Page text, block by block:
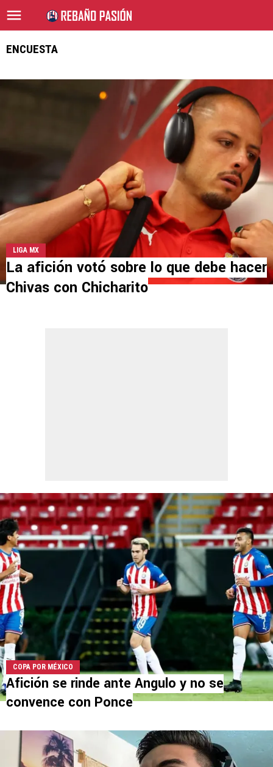
ENCUESTA
LIGA MX
La afición votó sobre lo que debe hacer
Chivas con Chicharito
COPA POR MÉXICO
Afición se rinde ante Angulo y no se
convence con Ponce